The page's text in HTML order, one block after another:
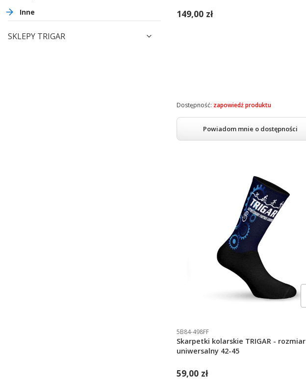
Inne
SKLEPY TRIGAR
149,00 zł
Powiadom mnie o dostępności
Dostępność: zapowiedź produktu
5B84-498FF
Skarpetki kolarskie TRIGAR - rozmiar
uniwersalny 42-45
59,00 zł